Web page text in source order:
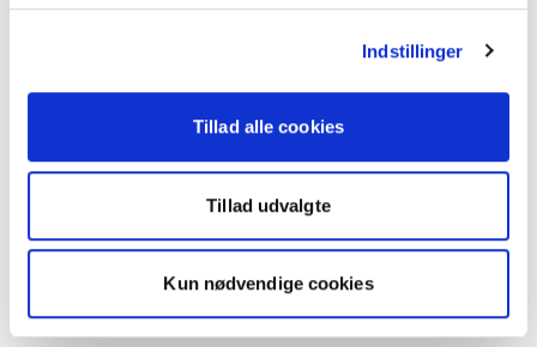
Indstillinger
Tillad alle cookies
Tillad udvalgte
Kun nødvendige cookies